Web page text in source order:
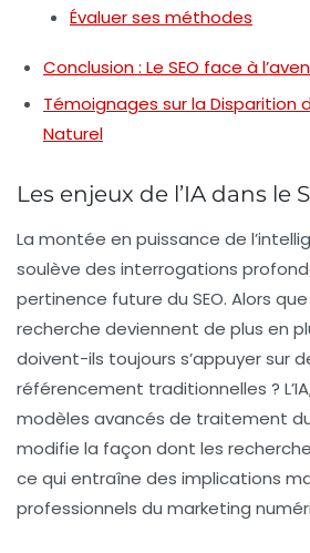
Évaluer ses méthodes
Conclusion : Le SEO face à
Témoignages sur la Disparition
Naturel
Les enjeux de l’IA dans le
La montée en puissance de
soulève des interrogations
pertinence future du SEO. Alors
recherche deviennent de plus en
doivent-ils toujours s’appuyer sur
référencement traditionnelles ?
modèles avancés de traitement
modifie la façon dont les
ce qui entraîne des implications
professionnels du marketing